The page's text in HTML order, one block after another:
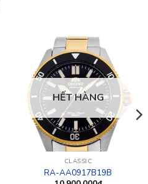
HẾT HÀNG
CLASSIC
RA-AA0917B19B